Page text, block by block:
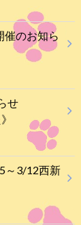
催のお知ら
せ
～3/12西新